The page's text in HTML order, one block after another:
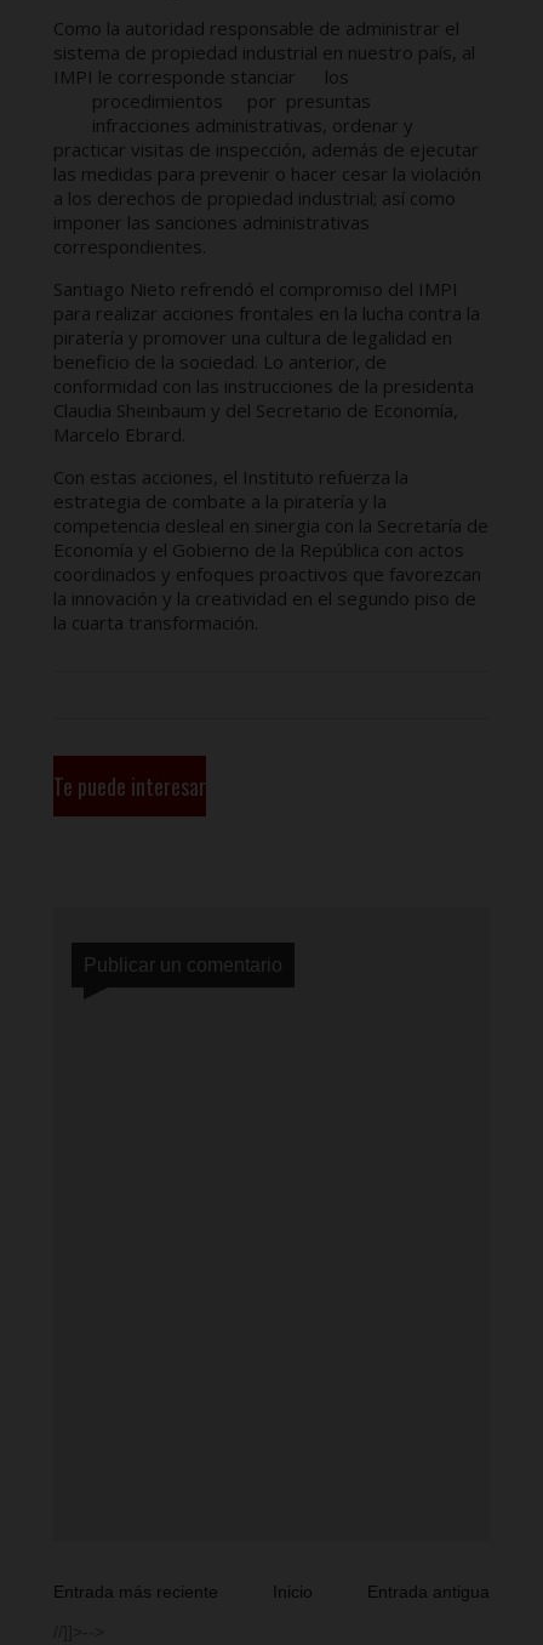
Como la autoridad responsable de administrar el
sistema de propiedad industrial en nuestro país, al
IMPI le corresponde stanciar
los
procedimientos
por presuntas
infracciones administrativas, ordenar y
practicar visitas de inspección, además de ejecutar
las medidas para prevenir o hacer cesar la violación
a los derechos de propiedad industrial; así como
imponer las sanciones administrativas
correspondientes.
Santiago Nieto refrendó el compromiso del IMPI
para realizar acciones frontales en la lucha contra la
piratería y promover una cultura de legalidad en
beneficio de la sociedad. Lo anterior, de
conformidad con las instrucciones de la presidenta
Claudia Sheinbaum y del Secretario de Economía,
Marcelo Ebrard.
Con estas acciones, el Instituto refuerza la
estrategia de combate a la piratería y la
competencia desleal en sinergia con la Secretaría de
Economía y el Gobierno de la República con actos
coordinados y enfoques proactivos que favorezcan
la innovación y la creatividad en el segundo piso de
la cuarta transformación.
Te puede interesar
Publicar un comentario
Entrada más reciente Entrada antigua
Inicio